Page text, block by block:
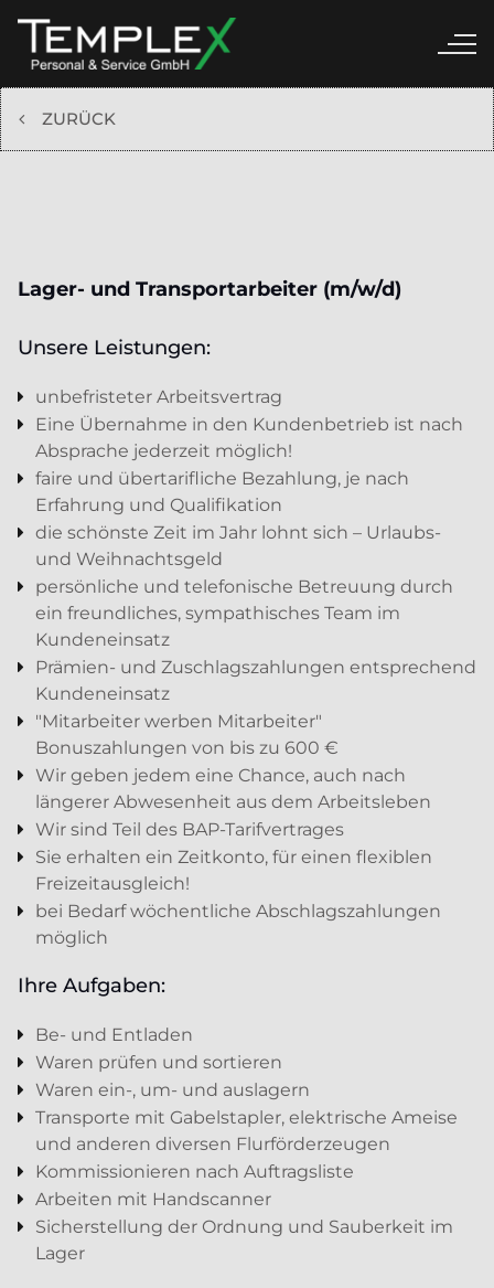
ZURÜCK
Lager- und Transportarbeiter (m/w/d)
Unsere Leistungen:
unbefristeter Arbeitsvertrag
Eine Übernahme in den Kundenbetrieb ist nach
Absprache jederzeit möglich!
faire und übertarifliche Bezahlung, je nach
Erfahrung und Qualifikation
die schönste Zeit im Jahr lohnt sich – Urlaubs-
und Weihnachtsgeld
persönliche und telefonische Betreuung durch
ein freundliches, sympathisches Team im
Kundeneinsatz
Prämien- und Zuschlagszahlungen entsprechend
Kundeneinsatz
"Mitarbeiter werben Mitarbeiter"
Bonuszahlungen von bis zu 600 €
Wir geben jedem eine Chance, auch nach
längerer Abwesenheit aus dem Arbeitsleben
Wir sind Teil des BAP-Tarifvertrages
Sie erhalten ein Zeitkonto, für einen flexiblen
Freizeitausgleich!
bei Bedarf wöchentliche Abschlagszahlungen
möglich
Ihre Aufgaben:
Be- und Entladen
Waren prüfen und sortieren
Waren ein-, um- und auslagern
Transporte mit Gabelstapler, elektrische Ameise
und anderen diversen Flurförderzeugen
Kommissionieren nach Auftragsliste
Arbeiten mit Handscanner
Sicherstellung der Ordnung und Sauberkeit im
Lager